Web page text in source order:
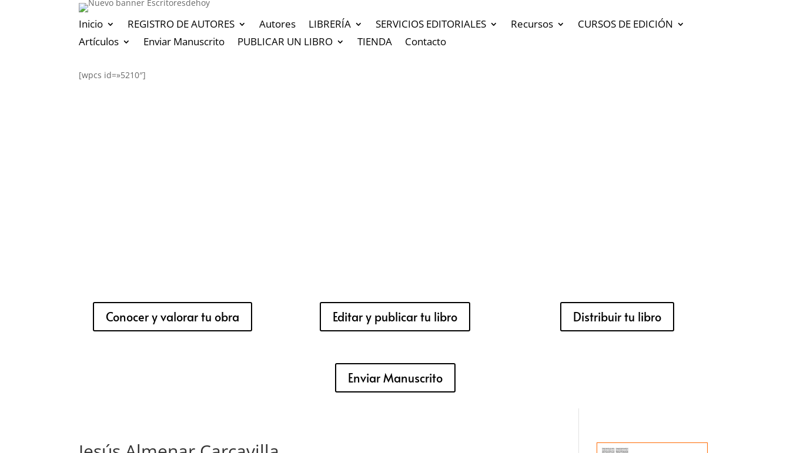
Inicio REGISTRO DE AUTORES Autores LIBRERÍA SERVICIOS EDITORIALES Recursos
CURSOS DE EDICIÓN
Artículos
Enviar Manuscrito PUBLICAR UN LIBRO TIENDA Contacto
[wpcs id=»5210″]
Conocer y valorar tu obra Editar y publicar tu libro Distribuir tu libro
Enviar Manuscrito